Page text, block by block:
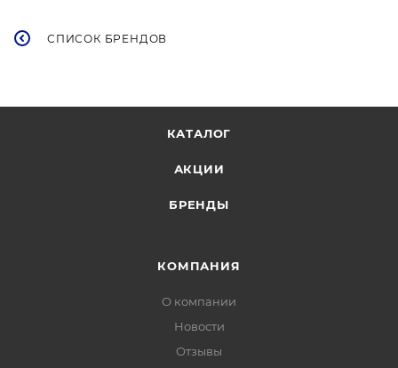
СПИСОК БРЕНДОВ
КАТАЛОГ
АКЦИИ
БРЕНДЫ
КОМПАНИЯ
О компании
Новости
Отзывы